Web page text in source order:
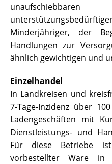
Minderjähriger, der
Handlungen zur
ähnlich gewichtigen und
Einzelhandel
In Landkreisen und
7-Tage-Inzidenz über
Ladengeschäften mit
Dienstleistungs- und
Für diese Betriebe
vorbestellter Ware in